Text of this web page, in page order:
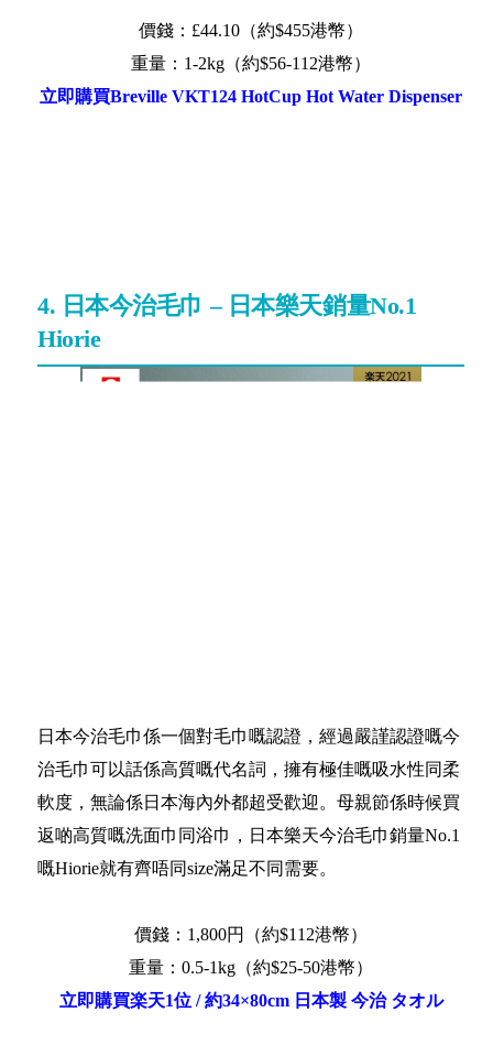
價錢：£44.10（約$455港幣）
重量：1-2kg（約$56-112港幣）
立即購買Breville VKT124 HotCup Hot Water Dispenser
4. 日本今治毛巾 – 日本樂天銷量No.1
Hiorie
日本今治毛巾係一個對毛巾嘅認證，經過嚴謹認證嘅今
治毛巾可以話係高質嘅代名詞，擁有極佳嘅吸水性同柔
軟度，無論係日本海內外都超受歡迎。母親節係時候買
返啲高質嘅洗面巾同浴巾，日本樂天今治毛巾銷量No.1
嘅Hiorie就有齊唔同size滿足不同需要。
價錢：1,800円（約$112港幣）
重量：0.5-1kg（約$25-50港幣）
立即購買楽天1位 / 約34×80cm 日本製 今治 タオル